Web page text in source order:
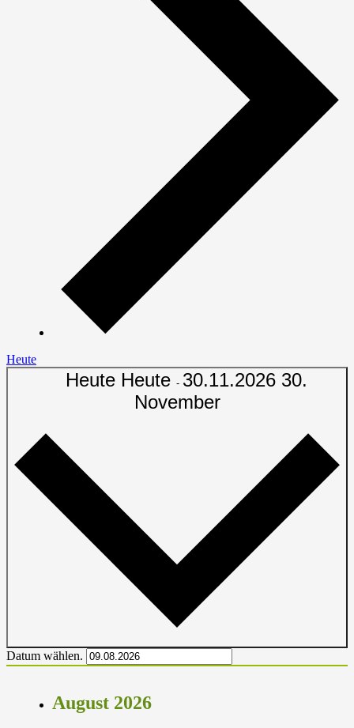
Heute
Heute Heute - 30.11.2026 30.
November
Datum wählen.
August 2026